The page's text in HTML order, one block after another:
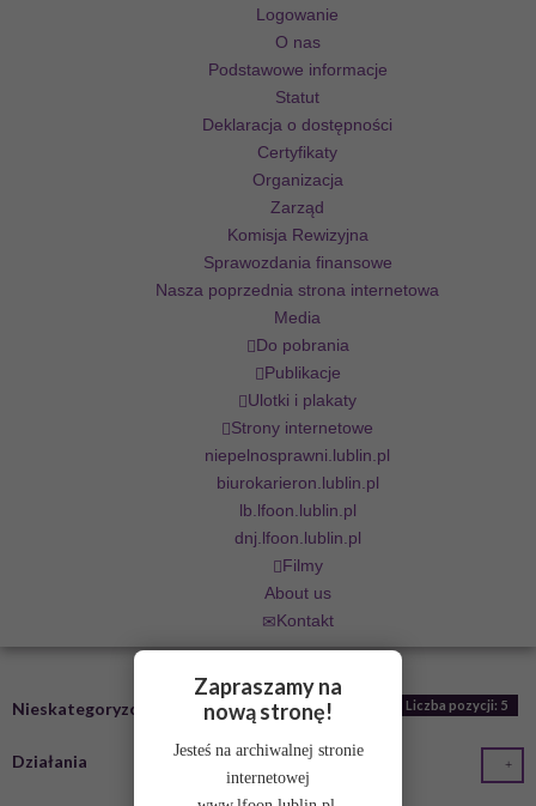
Logowanie
O nas
Podstawowe informacje
Statut
Deklaracja o dostępności
Certyfikaty
Organizacja
Zarząd
Komisja Rewizyjna
Sprawozdania finansowe
Nasza poprzednia strona internetowa
Media
Do pobrania
Publikacje
Ulotki i plakaty
Strony internetowe
niepelnosprawni.lublin.pl
biurokarieron.lublin.pl
lb.lfoon.lublin.pl
dnj.lfoon.lublin.pl
Filmy
About us
Kontakt
Nieskategoryzowane Liczba pozycji: 5
Działania
Zapraszamy na
nową stronę!
Jesteś na archiwalnej stronie
internetowej